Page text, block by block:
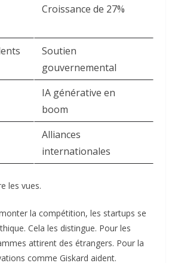
Croissance de 27%
Soutien
gouvernemental
IA générative en
boom
Alliances
internationales
les vues.
la compétition, les startups se
Cela les distingue. Pour les
attirent des étrangers. Pour la
comme Giskard aident.